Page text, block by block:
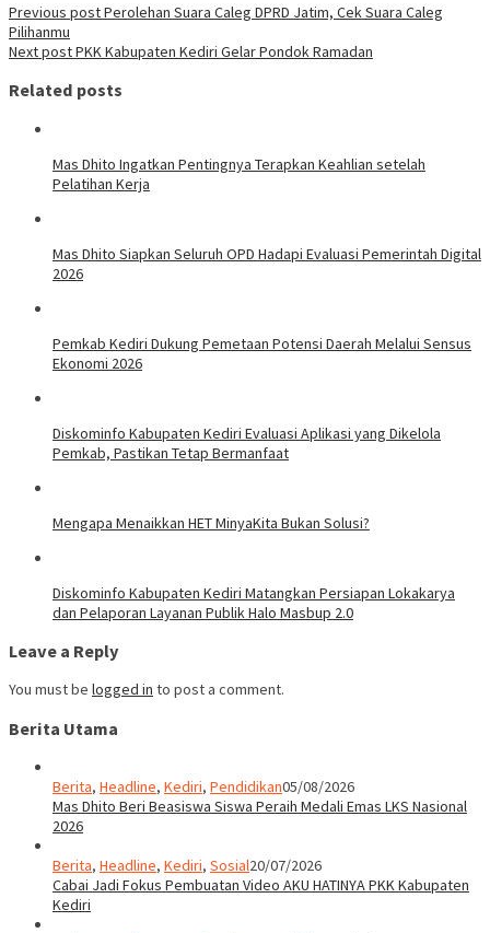
Previous postPerolehan Suara Caleg DPRD Jatim, Cek Suara Caleg
Pilihanmu
Next postPKK Kabupaten Kediri Gelar Pondok Ramadan
Related posts
Mas Dhito Ingatkan Pentingnya Terapkan Keahlian setelah
Pelatihan Kerja
Mas Dhito Siapkan Seluruh OPD Hadapi Evaluasi Pemerintah Digital
2026
Pemkab Kediri Dukung Pemetaan Potensi Daerah Melalui Sensus
Ekonomi 2026
Diskominfo Kabupaten Kediri Evaluasi Aplikasi yang Dikelola
Pemkab, Pastikan Tetap Bermanfaat
Mengapa Menaikkan HET MinyaKita Bukan Solusi?
Diskominfo Kabupaten Kediri Matangkan Persiapan Lokakarya
dan Pelaporan Layanan Publik Halo Masbup 2.0
Leave a Reply
You must be logged in to post a comment.
Berita Utama
Berita, Headline, Kediri, Pendidikan05/08/2026
Mas Dhito Beri Beasiswa Siswa Peraih Medali Emas LKS Nasional
2026
Berita, Headline, Kediri, Sosial20/07/2026
Cabai Jadi Fokus Pembuatan Video AKU HATINYA PKK Kabupaten
Kediri